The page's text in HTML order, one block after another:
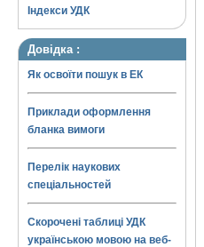
Індекси УДК
Довідка :
Як освоїти пошук в ЕК
Приклади оформлення
бланка вимоги
Перелік наукових
спеціальностей
Скорочені таблиці УДК
українською мовою на веб-